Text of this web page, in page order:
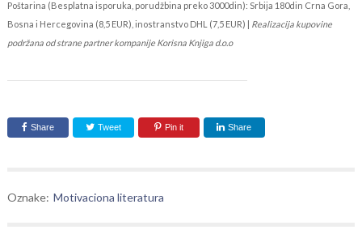
Poštarina (Besplatna isporuka, porudžbina preko 3000din): Srbija 180din Crna Gora,
Bosna i Hercegovina (8,5 EUR), inostranstvo DHL (7,5 EUR) | Realizacija kupovine
podržana od strane partner kompanije Korisna Knjiga d.o.o
Share Tweet Pin it Share
Oznake: Motivaciona literatura